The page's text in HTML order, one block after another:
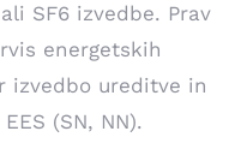
SF6 izvedbe. Prav
energetskih
izvedbo ureditve in
(SN, NN).